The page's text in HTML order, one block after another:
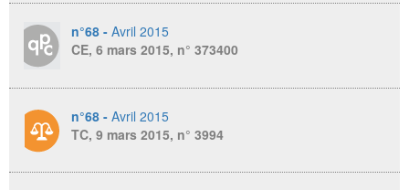
n°68 - Avril 2015
CE, 6 mars 2015, n° 373400
n°68 - Avril 2015
TC, 9 mars 2015, n° 3994